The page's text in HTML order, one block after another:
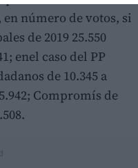
número de votos, si
de 2019 25.550
enel caso del PP
de 10.345 a
Compromís de